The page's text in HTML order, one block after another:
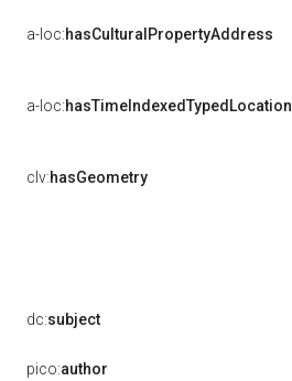
a-loc:hasCulturalPropertyAddress
a-loc:hasTimeIndexedTypedLocation
clv:hasGeometry
dc:subject
pico:author